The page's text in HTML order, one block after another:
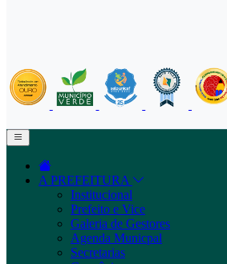
A PREFEITURA
Institucional
Prefeito e Vice
Galeria de Gestores
Agenda Municpal
Secretarias